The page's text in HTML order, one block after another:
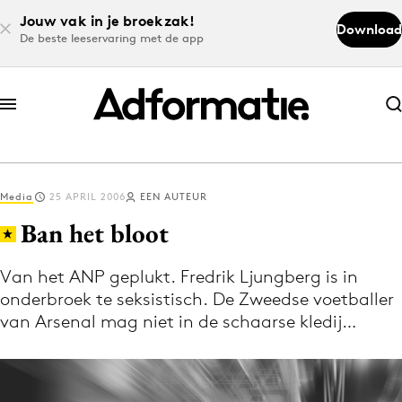
Jouw vak in je broekzak!
De beste leeservaring met de app
Download
Abonneer nu
Abonneer nu
Log in
Download de app
Volg het laatste nieuws via de Adformatie
Nieuws app
Media 25 APRIL 2006 EEN AUTEUR
Ban het bloot
Van het ANP geplukt. Fredrik Ljungberg is in
onderbroek te seksistisch. De Zweedse voetballer
van Arsenal mag niet in de schaarse kledij…